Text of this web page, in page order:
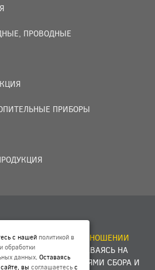
ПРОВОДНЫЕ
ПРИБОРЫ
ПОЛИТИКОЙ В ОТНОШЕНИИ
ДАННЫХ
. ОСТАВАЯСЬ НА
С УСЛОВИЯМИ СБОРА И
с нашей политикой в
обработки
данных. Оставаясь
вы соглашаетесь с